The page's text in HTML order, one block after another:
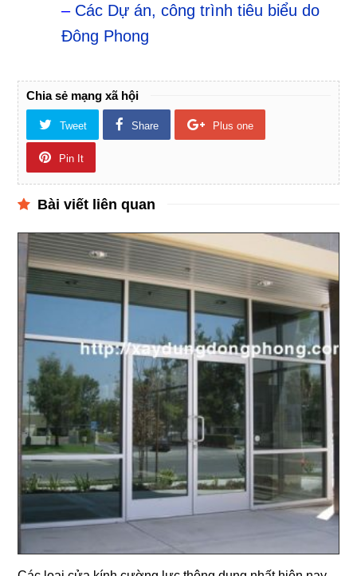
– Các Dự án, công trình tiêu biểu do
Đông Phong
Chia sẻ mạng xã hội
Tweet Share Plus one
Pin It
Bài viết liên quan